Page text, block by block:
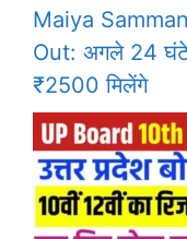
Maiya
Out: अगले 24 घंटे
₹2500 मिलेंगे